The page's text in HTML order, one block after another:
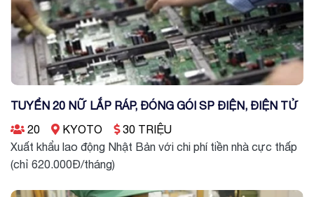
TUYỂN 20 NỮ LẮP RÁP, ĐÓNG GÓI SP ĐIỆN, ĐIỆN TỬ
20
KYOTO
30 TRIỆU
Xuất khẩu lao động Nhật Bản với chi phí tiền nhà cực thấp
(chỉ 620.000Đ/tháng)